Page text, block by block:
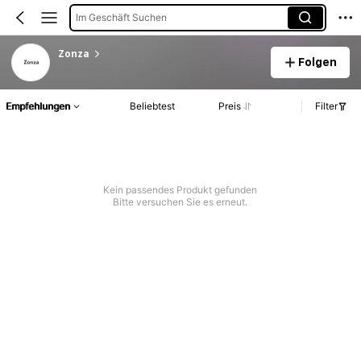
Im Geschäft Suchen
Zonza
Folgen
Empfehlungen Beliebtest Preis Filter
Kein passendes Produkt gefunden
Bitte versuchen Sie es erneut.